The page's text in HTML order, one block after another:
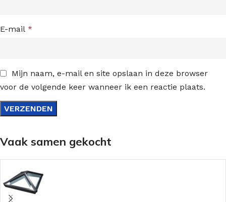
E-mail *
Mijn naam, e-mail en site opslaan in deze browser
voor de volgende keer wanneer ik een reactie plaats.
Vaak samen gekocht